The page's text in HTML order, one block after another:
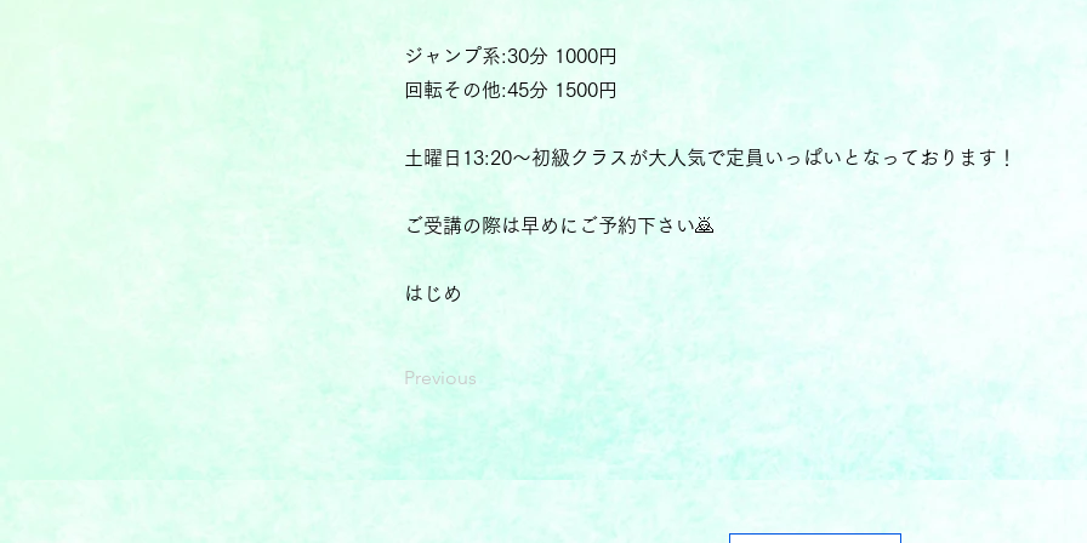
ジャンプ系:30分 1000円
回転その他:45分 1500円
土曜日13:20～初級クラスが大人気で定員いっぱいとなっております！
ご受講の際は早めにご予約下さい🙇
はじめ
Previous